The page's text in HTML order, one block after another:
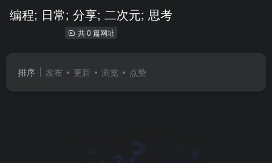
编程; 日常; 分享; 二次元; 思考
共 0 篇网址
排序 发布 更新 浏览 点赞